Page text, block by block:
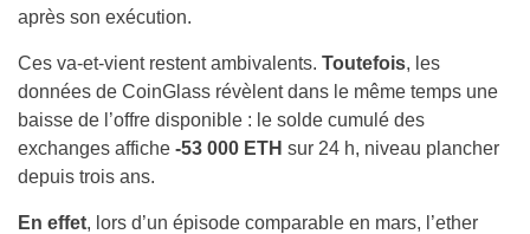
après son exécution.
Ces va-et-vient restent ambivalents. Toutefois, les
données de CoinGlass révèlent dans le même temps une
baisse de l’offre disponible : le solde cumulé des
exchanges affiche -53 000 ETH sur 24 h, niveau plancher
depuis trois ans.
En effet, lors d’un épisode comparable en mars, l’ether